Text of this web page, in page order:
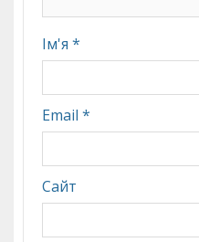
Ім'я *
Email *
Сайт